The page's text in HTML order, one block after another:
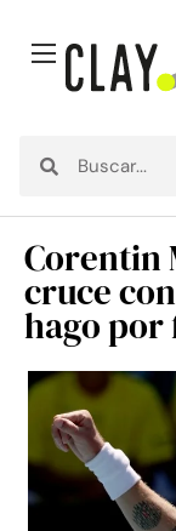
Corentin
cruce
hago por